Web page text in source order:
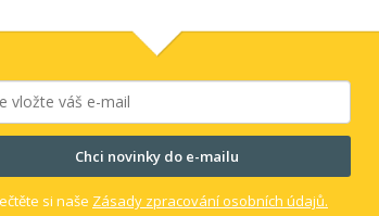
315mm s vypínačem , IP 67 , univerzální
pracovní stoly atd , náhrada starých
Chci novinky do e-mailu
si naše Zásady zpracování osobních údajů.